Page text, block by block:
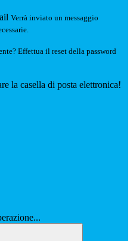
Verrà inviato un messaggio
Effettua il reset della password
la casella di posta elettronica!